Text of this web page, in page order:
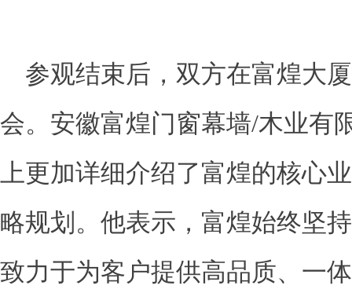
参观结束后，双方在富煌大
会。安徽富煌门窗幕墙/木业有
上更加详细介绍了富煌的核心
略规划。他表示，富煌始终坚
致力于为客户提供高品质、一